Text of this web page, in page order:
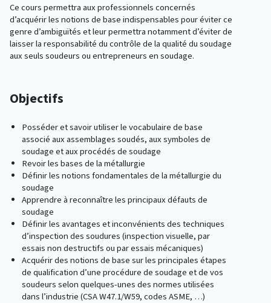
Ce cours permettra aux professionnels concernés
d’acquérir les notions de base indispensables pour éviter ce
genre d’ambiguïtés et leur permettra notamment d’éviter de
laisser la responsabilité du contrôle de la qualité du soudage
aux seuls soudeurs ou entrepreneurs en soudage.
Objectifs
Posséder et savoir utiliser le vocabulaire de base
associé aux assemblages soudés, aux symboles de
soudage et aux procédés de soudage
Revoir les bases de la métallurgie
Définir les notions fondamentales de la métallurgie du
soudage
Apprendre à reconnaître les principaux défauts de
soudage
Définir les avantages et inconvénients des techniques
d’inspection des soudures (inspection visuelle, par
essais non destructifs ou par essais mécaniques)
Acquérir des notions de base sur les principales étapes
de qualification d’une procédure de soudage et de vos
soudeurs selon quelques-unes des normes utilisées
dans l’industrie (CSA W47.1/W59, codes ASME, …)